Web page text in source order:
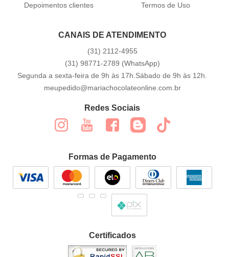
Depoimentos clientes
Termos de Uso
CANAIS DE ATENDIMENTO
(31) 2112-4955
(31) 98771-2789 (WhatsApp)
Segunda a sexta-feira de 9h às 17h.Sábado de 9h às 12h.
meupedido@mariachocolateonline.com.br
Redes Sociais
Formas de Pagamento
Certificados